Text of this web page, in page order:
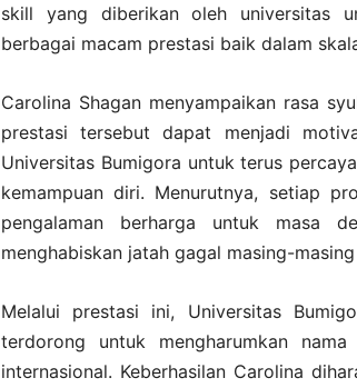
skill yang diberikan oleh universitas
berbagai macam prestasi baik dalam
Carolina Shagan menyampaikan rasa
prestasi tersebut dapat menjadi
Universitas Bumigora untuk terus
kemampuan diri. Menurutnya, setiap
pengalaman berharga untuk masa
menghabiskan jatah gagal masing-
Melalui prestasi ini, Universitas
terdorong untuk mengharumkan
internasional. Keberhasilan Carolina